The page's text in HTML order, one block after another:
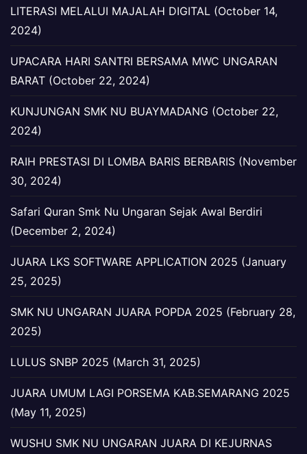
LITERASI MELALUI MAJALAH DIGITAL (October 14,
2024)
UPACARA HARI SANTRI BERSAMA MWC UNGARAN
BARAT (October 22, 2024)
KUNJUNGAN SMK NU BUAYMADANG (October 22,
2024)
RAIH PRESTASI DI LOMBA BARIS BERBARIS (November
30, 2024)
Safari Quran Smk Nu Ungaran Sejak Awal Berdiri
(December 2, 2024)
JUARA LKS SOFTWARE APPLICATION 2025 (January
25, 2025)
SMK NU UNGARAN JUARA POPDA 2025 (February 28,
2025)
LULUS SNBP 2025 (March 31, 2025)
JUARA UMUM LAGI PORSEMA KAB.SEMARANG 2025
(May 11, 2025)
WUSHU SMK NU UNGARAN JUARA DI KEJURNAS